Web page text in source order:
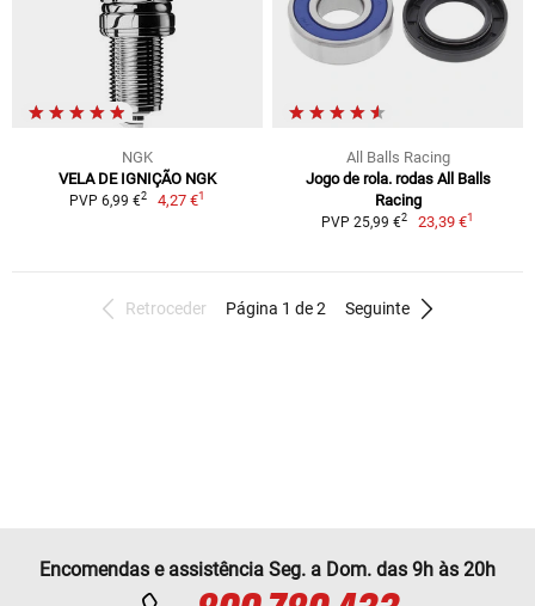
NGK
VELA DE IGNIÇÃO NGK
PVP 6,99 €2 4,27 €1
All Balls Racing
Jogo de rola. rodas All Balls
Racing
PVP 25,99 €2 23,39 €1
Retroceder Página 1 de 2 Seguinte
Encomendas e assistência Seg. a Dom. das 9h às 20h